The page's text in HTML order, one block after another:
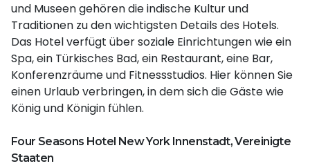
und Museen gehören die indische Kultur und
Traditionen zu den wichtigsten Details des Hotels.
Das Hotel verfügt über soziale Einrichtungen wie ein
Spa, ein Türkisches Bad, ein Restaurant, eine Bar,
Konferenzräume und Fitnessstudios. Hier können Sie
einen Urlaub verbringen, in dem sich die Gäste wie
König und Königin fühlen.
Four Seasons Hotel New York Innenstadt, Vereinigte
Staaten